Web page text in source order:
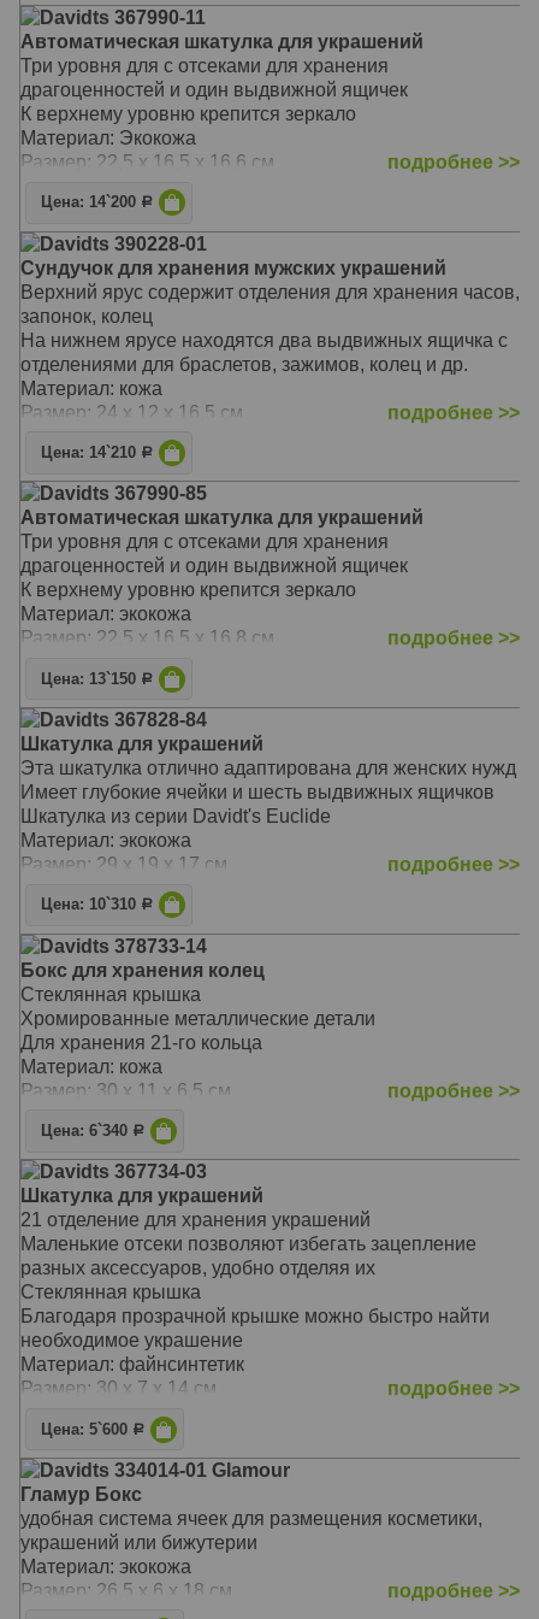
Davidts 367990-11
Автоматическая шкатулка для украшений
Три уровня для с отсеками для хранения
драгоценностей и один выдвижной ящичек
К верхнему уровню крепится зеркало
Материал: Экокожа
Размер: 22,5 х 16,5 х 16,6 см
подробнее >>
Цена: 14`200 Р
Davidts 390228-01
Сундучок для хранения мужских украшений
Верхний ярус содержит отделения для хранения часов,
запонок, колец
На нижнем ярусе находятся два выдвижных ящичка с
отделениями для браслетов, зажимов, колец и др.
Материал: кожа
Размер: 24 х 12 х 16,5 см
подробнее >>
Цена: 14`210 Р
Davidts 367990-85
Автоматическая шкатулка для украшений
Три уровня для с отсеками для хранения
драгоценностей и один выдвижной ящичек
К верхнему уровню крепится зеркало
Материал: экокожа
Размер: 22,5 х 16,5 х 16,8 см
подробнее >>
Цена: 13`150 Р
Davidts 367828-84
Шкатулка для украшений
Эта шкатулка отлично адаптирована для женских нужд
Имеет глубокие ячейки и шесть выдвижных ящичков
Шкатулка из серии Davidt's Euclide
Материал: экокожа
Размер: 29 х 19 х 17 см
подробнее >>
Цена: 10`310 Р
Davidts 378733-14
Бокс для хранения колец
Стеклянная крышка
Хромированные металлические детали
Для хранения 21-го кольца
Материал: кожа
Размер: 30 х 11 х 6,5 см
подробнее >>
Цена: 6`340 Р
Davidts 367734-03
Шкатулка для украшений
21 отделение для хранения украшений
Маленькие отсеки позволяют избегать зацепление
разных аксессуаров, удобно отделяя их
Стеклянная крышка
Благодаря прозрачной крышке можно быстро найти
необходимое украшение
Материал: файнсинтетик
Размер: 30 х 7 х 14 см
подробнее >>
Цена: 5`600 Р
Davidts 334014-01 Glamour
Гламур Бокс
удобная система ячеек для размещения косметики,
украшений или бижутерии
Материал: экокожа
Размер: 26,5 х 6 х 18 см
подробнее >>